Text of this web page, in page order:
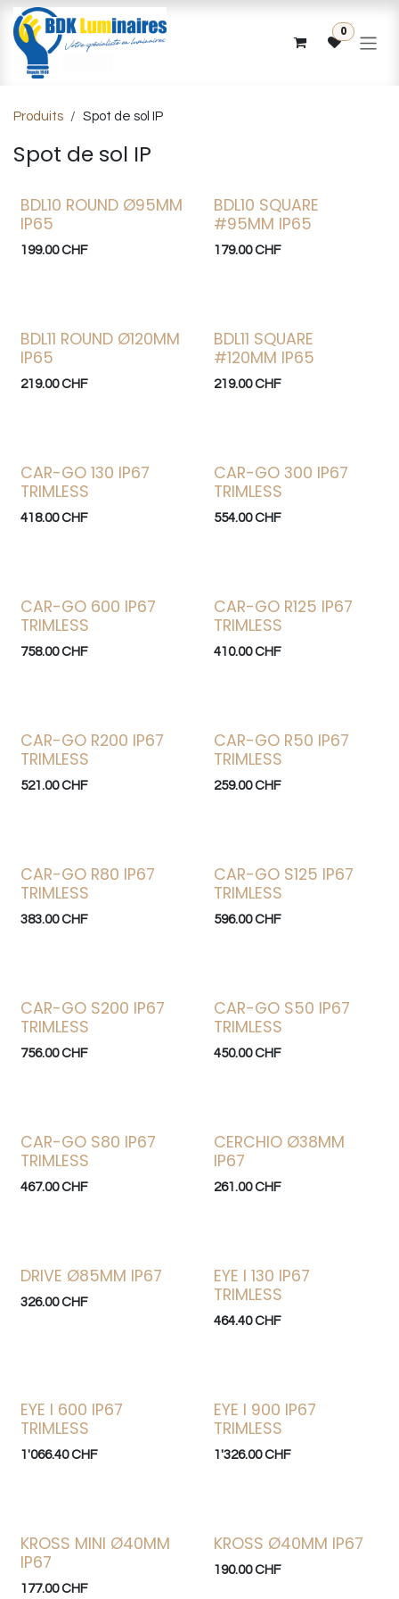
Se rendre au contenu
0
Produits Spot de sol IP
Spot de sol IP
BDL10 ROUND Ø95MM
IP65
199.00CHF
BDL10 SQUARE
#95MM IP65
179.00CHF
BDL11 ROUND Ø120MM
IP65
219.00CHF
BDL11 SQUARE
#120MM IP65
219.00CHF
CAR-GO 130 IP67
TRIMLESS
418.00CHF
CAR-GO 300 IP67
TRIMLESS
554.00CHF
CAR-GO 600 IP67
TRIMLESS
758.00CHF
CAR-GO R125 IP67
TRIMLESS
410.00CHF
CAR-GO R200 IP67
TRIMLESS
521.00CHF
CAR-GO R50 IP67
TRIMLESS
259.00CHF
CAR-GO R80 IP67
TRIMLESS
383.00CHF
CAR-GO S125 IP67
TRIMLESS
596.00CHF
CAR-GO S200 IP67
TRIMLESS
756.00CHF
CAR-GO S50 IP67
TRIMLESS
450.00CHF
CAR-GO S80 IP67
TRIMLESS
467.00CHF
CERCHIO Ø38MM
IP67
261.00CHF
DRIVE Ø85MM IP67
326.00CHF
EYE I 130 IP67
TRIMLESS
464.40CHF
EYE I 600 IP67
TRIMLESS
1'066.40CHF
EYE I 900 IP67
TRIMLESS
1'326.00CHF
KROSS MINI Ø40MM
IP67
177.00CHF
KROSS Ø40MM IP67
190.00CHF